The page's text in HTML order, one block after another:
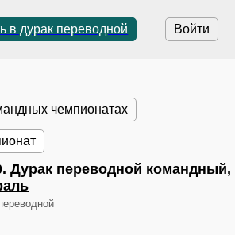
Войти
в дурак переводной
чемпионатах
. Дурак переводной командный,